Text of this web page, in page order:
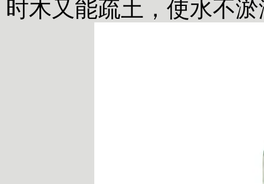
时木又能疏土，使水不